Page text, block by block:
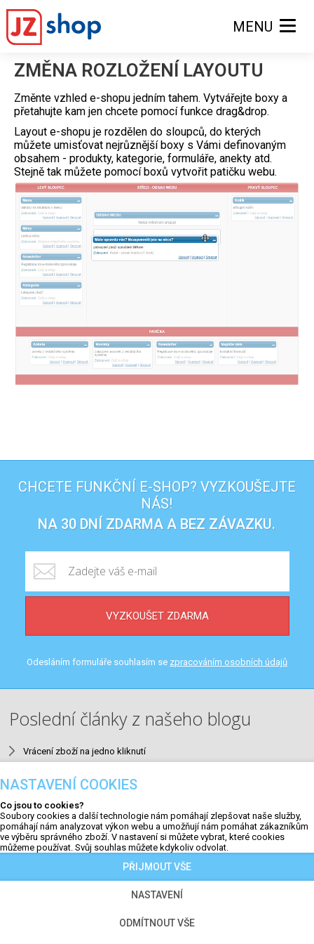
MENU
ZMĚNA ROZLOŽENÍ LAYOUTU
Změnte vzhled e-shopu jedním tahem. Vytvářejte boxy a
přetahujte kam jen chcete pomocí funkce drag&drop.
Layout e-shopu je rozdělen do sloupců, do kterých
můžete umisťovat nejrůznější boxy s Vámi definovaným
obsahem - produkty, kategorie, formuláře, anekty atd.
Stejně tak můžete pomocí boxů vytvořit patičku webu.
CHCETE FUNKČNÍ E-SHOP? VYZKOUŠEJTE
NÁS!
NA 30 DNÍ ZDARMA A BEZ ZÁVAZKU.
VYZKOUŠET ZDARMA
Odesláním formuláře souhlasím se zpracováním osobních údajů
Poslední články z našeho blogu
Vrácení zboží na jedno kliknutí
Aktualizace #23
QR kódy na faktuře a výzvy k úhradě
Nastavení cookies
Tento web je chráněn službou reCAPTCHA a platí pro něj
NASTAVENÍ COOKIES
Co jsou to cookies?
Soubory cookies a další technologie nám pomáhají zlepšovat naše služby,
pomáhají nám analyzovat výkon webu a umožňují nám pomáhat zákazníkům
ve výběru správného zboží. V nastavení si můžete vybrat, které cookies
můžeme používat. Svůj souhlas můžete kdykoliv odvolat.
ODMÍTNOUT VŠE
NASTAVENÍ
PŘIJMOUT VŠE